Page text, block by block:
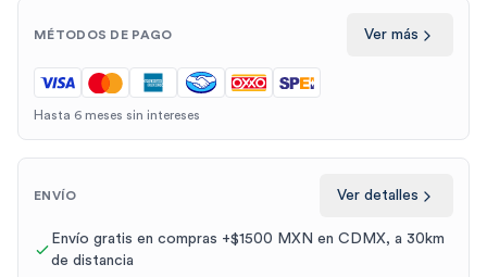
MÉTODOS DE PAGO Ver más
Hasta 6 meses sin intereses
ENVÍO Ver detalles
Envío gratis en compras +$1500 MXN en CDMX, a 30km
de distancia